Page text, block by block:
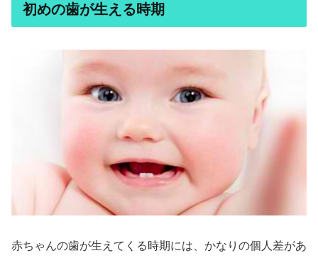
初めの歯が生える時期
赤ちゃんの歯が生えてくる時期には、かなりの個人差があ